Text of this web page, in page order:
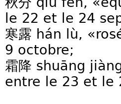
le 22 et le 24
寒露 hán lù,
9 octobre;
霜降 shuāng
entre le 23 et le